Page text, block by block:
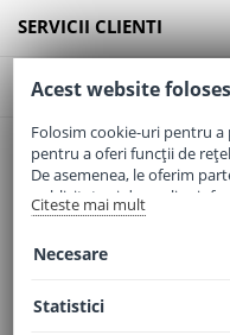
SERVICII CLIENTI
CONTACT
Email:office@elaptepraf.ro
Telefon:0745-964-449
Adresa:Sos. Borsului, Nr. 20,
Acest website
Folosim cookie-uri pentru
pentru a oferi funcții de
De asemenea, le oferim
publicitate și de analize
folosiți site-ul nostru.
Citeste mai mult
Necesare
Statistici